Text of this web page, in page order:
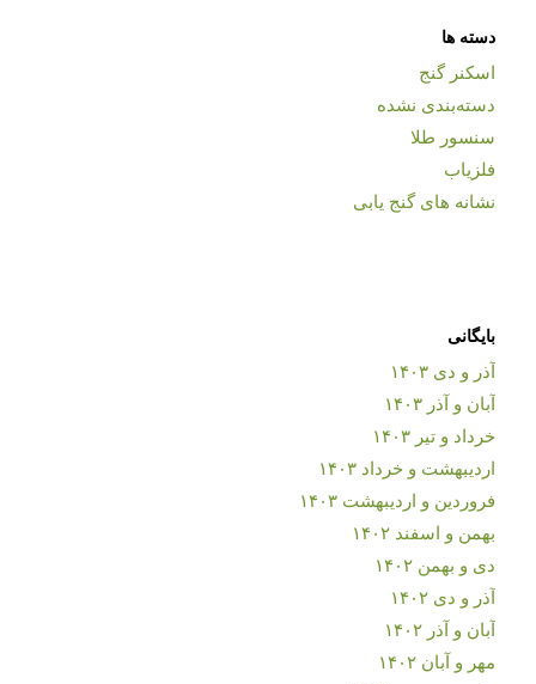
دسته ها
اسکنر گنج
دسته‌بندی نشده
سنسور طلا
فلزیاب
نشانه های گنج یابی
بایگانی
آذر و دی ۱۴۰۳
آبان و آذر ۱۴۰۳
خرداد و تیر ۱۴۰۳
اردیبهشت و خرداد ۱۴۰۳
فروردین و اردیبهشت ۱۴۰۳
بهمن و اسفند ۱۴۰۲
دی و بهمن ۱۴۰۲
آذر و دی ۱۴۰۲
آبان و آذر ۱۴۰۲
مهر و آبان ۱۴۰۲